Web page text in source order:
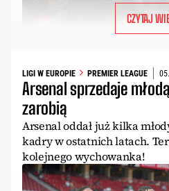
CZYTAJ
LIGI W EUROPIE PREMIER LEAGUE
Arsenal sprzedaje
zarobią
Arsenal oddał już kilka
kadry w ostatnich latach.
kolejnego wychowanka!